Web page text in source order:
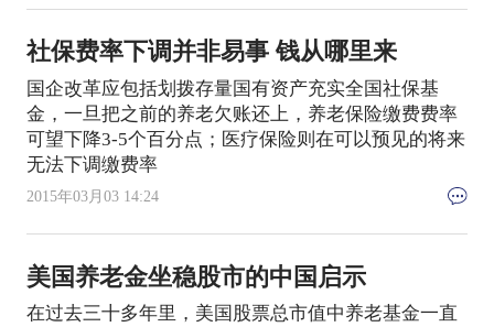
社保费率下调并非易事 钱从哪里来
国企改革应包括划拨存量国有资产充实全国社保基
金，一旦把之前的养老欠账还上，养老保险缴费费率
可望下降3-5个百分点；医疗保险则在可以预见的将来
无法下调缴费率
2015年03月03 14:24
美国养老金坐稳股市的中国启示
在过去三十多年里，美国股票总市值中养老基金一直